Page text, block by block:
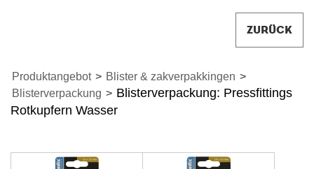
ZURÜCK
Produktangebot > Blister & zakverpakkingen >
Blisterverpackung > Blisterverpackung: Pressfittings
Rotkupfern Wasser